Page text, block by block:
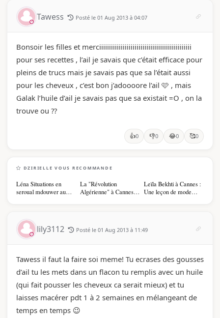
Tawess Posté le 01 Aug 2013 à 04:07
Bonsoir les filles et merciiiiiiiiiiiiiiiiiiiiiiiiiiiiiiiiiiiiiiiiiiiiiii
pour ses recettes , l’ail je savais que c’était efficace pour
pleins de trucs mais je savais pas que sa l’était aussi
pour les cheveux , c’est bon j’adoooore l’ail 🩷 , mais
Galak l’huile d’ail je savais pas que sa existait =O , on la
trouve ou ??
👍0 👎0 😂0 🥰0
DZIRIELLE VOUS RECOMMANDE
Léna Situations en
seroual mdouwer au
de l'été
La "Révolution
Algérienne" à Cannes
Leïla Bekhti à Cannes :
Une leçon de mode
lily3112 Posté le 01 Aug 2013 à 11:49
Tawess il faut la faire soi meme! Tu ecrases des gousses
d’ail tu les mets dans un flacon tu remplis avec un huile
(qui fait pousser les cheveux ca serait mieux) et tu
laisses macérer pdt 1 à 2 semaines en mélangeant de
temps en temps 😉